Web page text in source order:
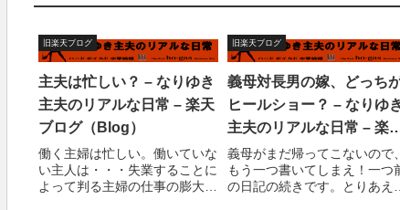
旧楽天ブログ
主夫は忙しい？ – なりゆき
主夫のリアルな日常 – 楽天
ブログ（Blog）
働く主婦は忙しい。働いていな
い主人は・・・失業することに
よって判る主婦の仕事の膨大
旧楽天ブログ
義母対長男の嫁、どっち
ヒールショー？ – なりゆ
主夫のリアルな日常 – 楽
ブログ（Blog）
義母がまだ帰ってこないので、
もう一つ書いてしまえ！一つ
の日記の続きです。とりあえず